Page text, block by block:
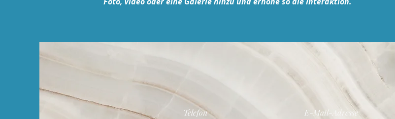
Telefon E-Mail-Adresse